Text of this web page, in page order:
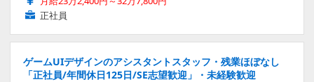
正社員
ゲームUIデザインのアシスタントスタッフ・残業ほぼなし
「正社員/年間休日125日/SE志望歓迎」・未経験歓迎